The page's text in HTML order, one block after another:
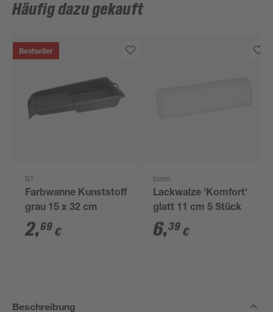
Häufig dazu gekauft
Bestseller
B1
Farbwanne Kunststoff
grau 15 x 32 cm
2,69 €
toom
Lackwalze 'Komfort'
glatt 11 cm 5 Stück
6,39 €
Beschreibung